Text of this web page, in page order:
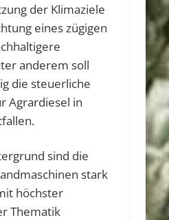
der Klimaziele
eines zügigen
anderem soll
die steuerliche
Agrardiesel in
sind die
stark
höchster
Thematik